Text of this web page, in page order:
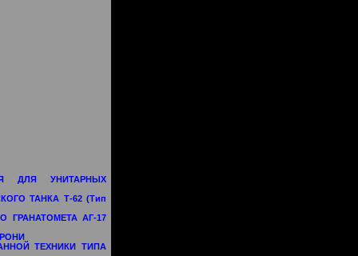
ДЛЯ УНИТАРНЫХ
ТАНКА Т-62 (Тип
ГРАНАТОМЕТА АГ-17
ТЕХНИКИ ТИПА